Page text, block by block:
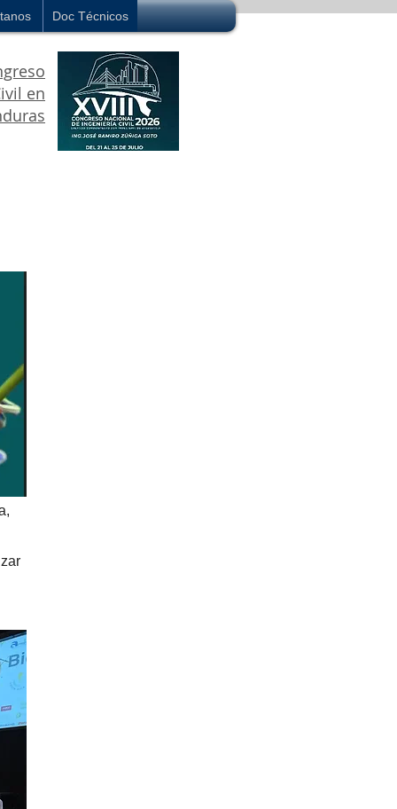
Doc Técnicos
en